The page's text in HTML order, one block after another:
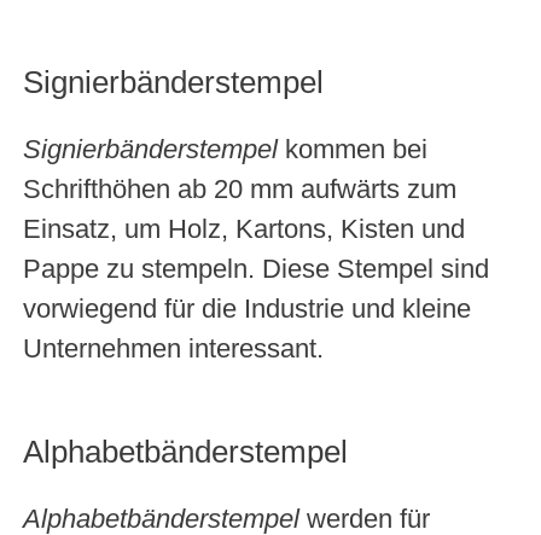
Signierbänderstempel
Signierbänderstempelkommen bei
Schrifthöhen ab 20 mm aufwärts zum
Einsatz, um Holz, Kartons, Kisten und
Pappe zu stempeln. Diese Stempel sind
vorwiegend für die Industrie und kleine
Unternehmen interessant.
Alphabetbänderstempel
Alphabetbänderstempelwerden für